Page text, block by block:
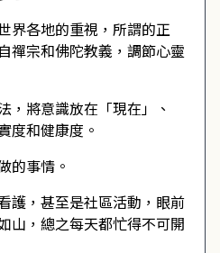
各地的重視，所謂的正
禪宗和佛陀教義，調節心靈
將意識放在「現在」、
度和健康度。
事情。
，甚至是社區活動，眼前
山，總之每天都忙得不可開